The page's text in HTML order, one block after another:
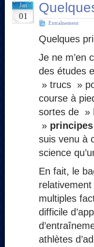
Jan
01
Entraînement
Quelques
Je ne m’en
des études
» trucs »
course à
sortes de »
» principes
suis venu à
science
En fait, le
relativement
multiples
difficile
athlètes